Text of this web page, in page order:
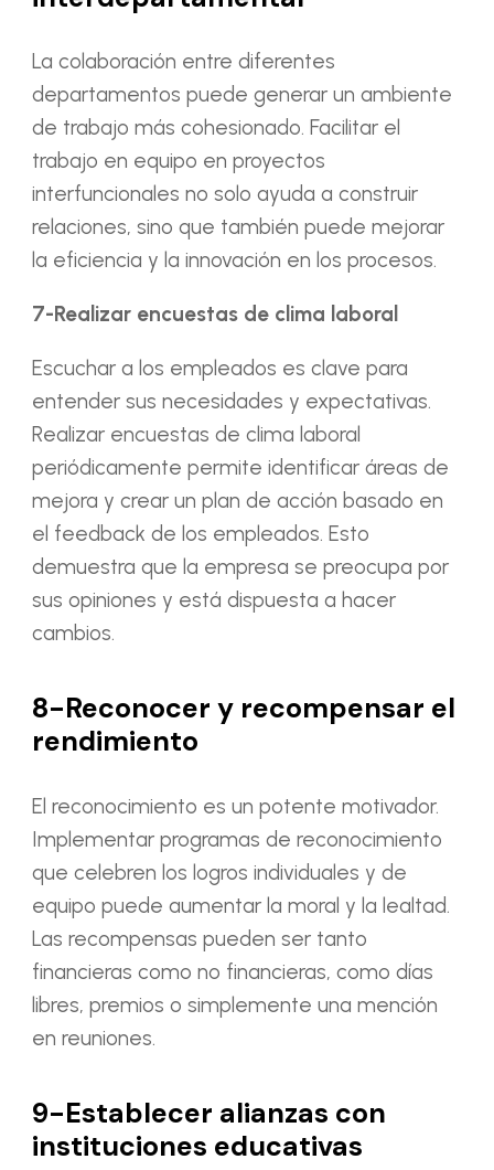
La colaboración entre diferentes
departamentos puede generar un ambiente
de trabajo más cohesionado. Facilitar el
trabajo en equipo en proyectos
interfuncionales no solo ayuda a construir
relaciones, sino que también puede mejorar
la eficiencia y la innovación en los procesos.
7-Realizar encuestas de clima laboral
Escuchar a los empleados es clave para
entender sus necesidades y expectativas.
Realizar encuestas de clima laboral
periódicamente permite identificar áreas de
mejora y crear un plan de acción basado en
el feedback de los empleados. Esto
demuestra que la empresa se preocupa por
sus opiniones y está dispuesta a hacer
cambios.
8-Reconocer y recompensar el
rendimiento
El reconocimiento es un potente motivador.
Implementar programas de reconocimiento
que celebren los logros individuales y de
equipo puede aumentar la moral y la lealtad.
Las recompensas pueden ser tanto
financieras como no financieras, como días
libres, premios o simplemente una mención
en reuniones.
9-Establecer alianzas con
instituciones educativas